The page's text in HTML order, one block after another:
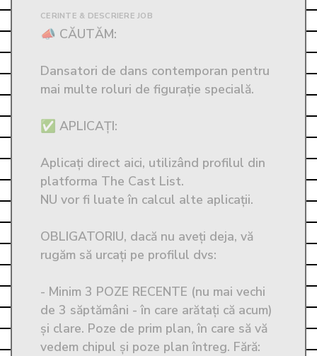
CERINTE & DESCRIERE JOB
📣 CĂUTĂM:
Dansatori de dans contemporan pentru
mai multe roluri de figurație specială.
✅ APLICAȚI:
Aplicați direct aici, utilizând profilul din
platforma The Cast List.
NU vor fi luate în calcul alte aplicații.
OBLIGATORIU, dacă nu aveți deja, vă
rugăm să urcați pe profilul dvs:
- Minim 3 POZE RECENTE (nu mai vechi
de 3 săptămâni - în care arătați că acum)
și clare. Poze de prim plan, în care să vă
vedem chipul și poze plan întreg. Fără: